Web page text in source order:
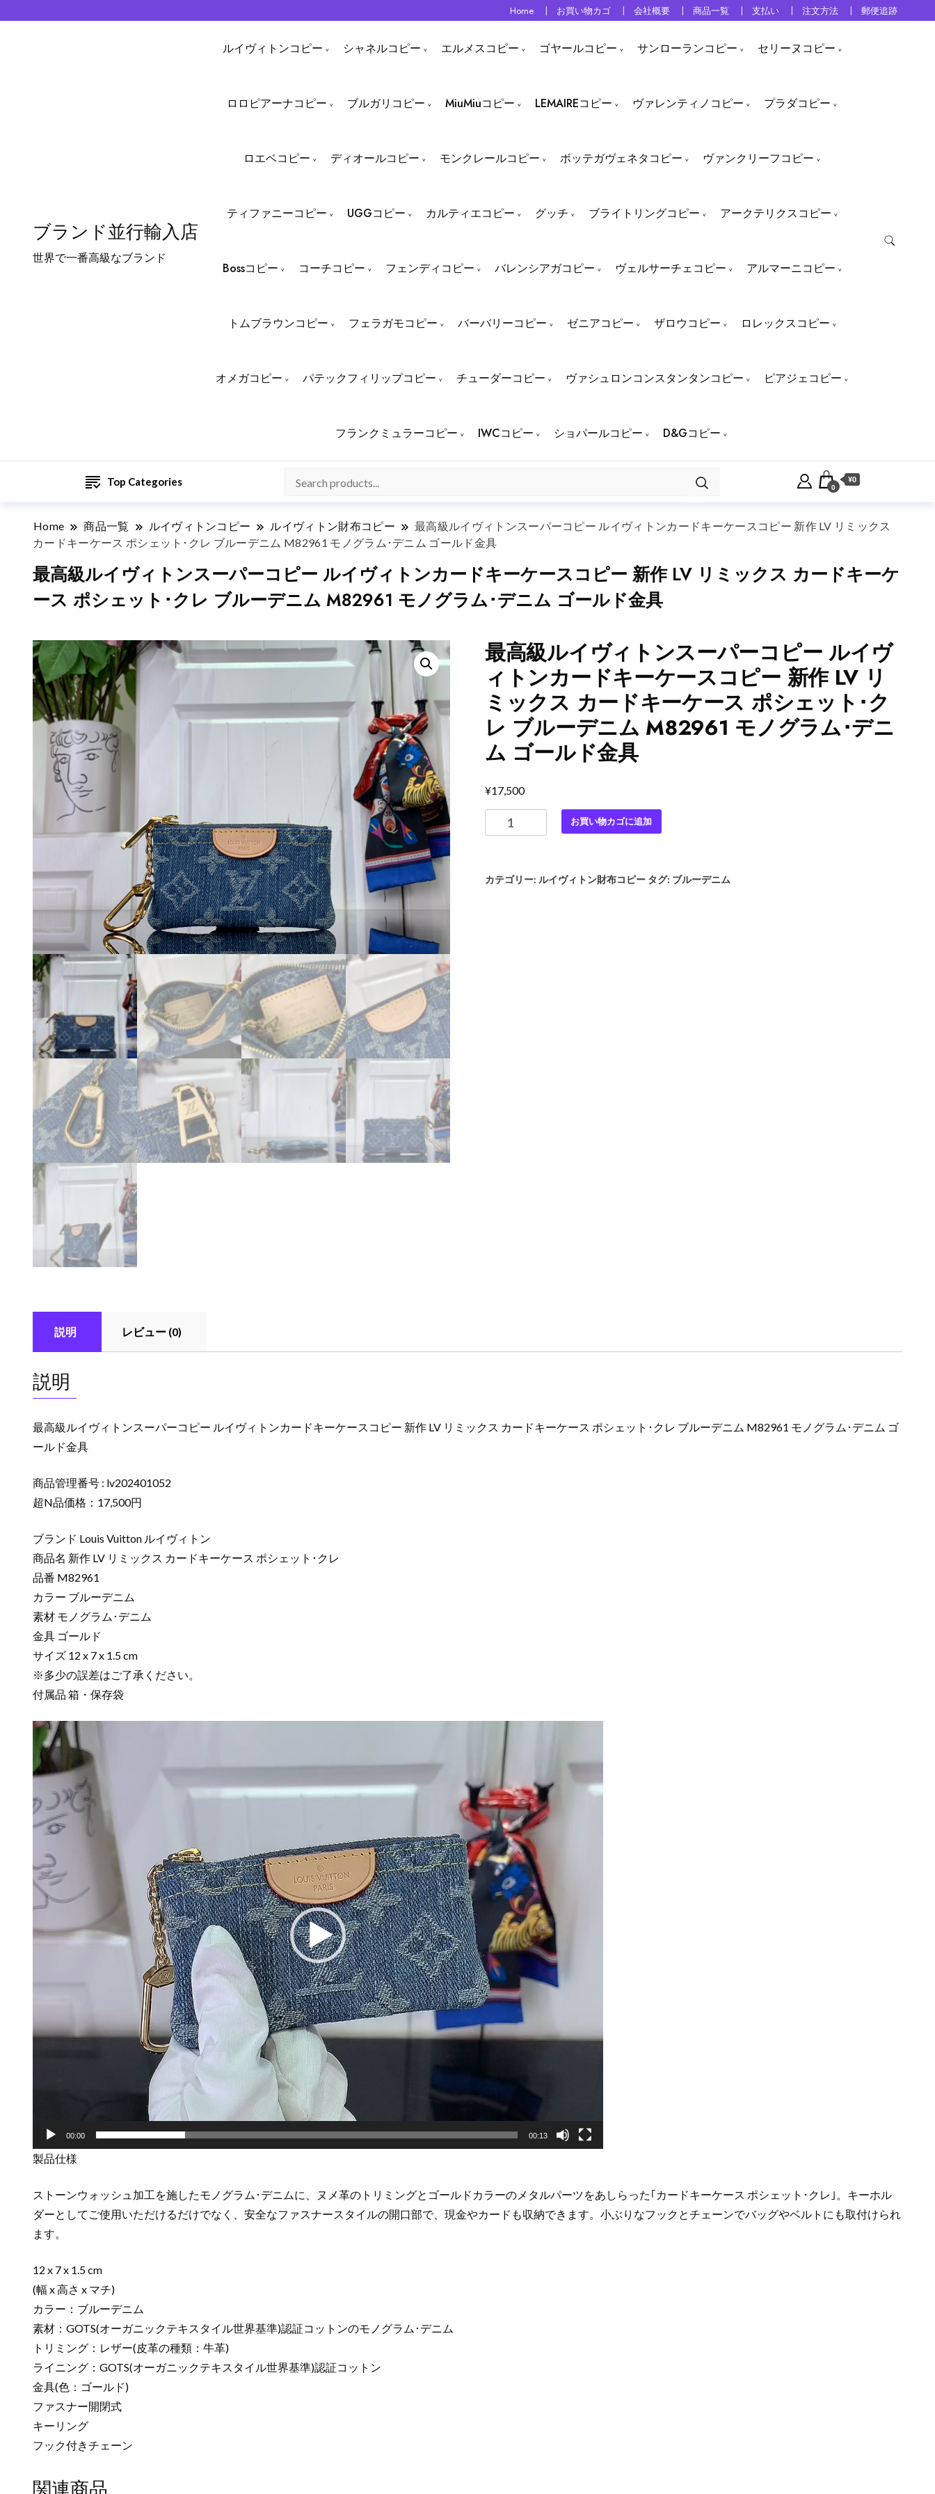
Home お買い物カゴ 会社概要 商品一覧 支払い 注文方法 郵便追跡
ブランド並行輸入店
世界で一番高級なブランド
ルイヴィトンコピー シャネルコピー エルメスコピー ゴヤールコピー サンローランコピー セリーヌコピー
ロロピアーナコピー ブルガリコピー MiuMiuコピー LEMAIREコピー ヴァレンティノコピー プラダコピー
ロエベコピー ディオールコピー モンクレールコピー ボッテガヴェネタコピー ヴァンクリーフコピー
ティファニーコピー UGGコピー カルティエコピー グッチ ブライトリングコピー アークテリクスコピー
Bossコピー コーチコピー フェンディコピー バレンシアガコピー ヴェルサーチェコピー アルマーニコピー
トムブラウンコピー フェラガモコピー バーバリーコピー ゼニアコピー ザロウコピー ロレックスコピー
オメガコピー パテックフィリップコピー チューダーコピー ヴァシュロンコンスタンタンコピー ピアジェコピー
フランクミュラーコピー IWCコピー ショパールコピー D&Gコピー
Top Categories 0
¥0
Home 商品一覧 ルイヴィトンコピー ルイヴィトン財布コピー
最高級ルイヴィトンスーパーコピー ルイヴィトンカードキーケースコピー 新作 LV リミックス
カードキーケース ポシェット･クレ ブルーデニム M82961 モノグラム･デニム ゴールド金具
最高級ルイヴィトンスーパーコピー ルイヴィトンカードキーケースコピー 新作 LV リミックス カードキーケ
ース ポシェット･クレ ブルーデニム M82961 モノグラム･デニム ゴールド金具
最高級ルイヴィトンスーパーコピー ルイヴ
ィトンカードキーケースコピー 新作 LV リ
ミックス カードキーケース ポシェット･ク
レ ブルーデニム M82961 モノグラム･デニ
ム ゴールド金具
¥17,500
高
イ
ー
ミ
ク
ー
デ
ニ
ム
M82961
モ
ノ
グ
ム･
デ
ニ
ム
ゴ
ル
個
お買い物カゴに追加
カテゴリー: ルイヴィトン財布コピー タグ: ブルーデニム
説明 レビュー (0)
説明
最高級ルイヴィトンスーパーコピー ルイヴィトンカードキーケースコピー 新作 LV リミックス カードキーケース ポシェット･クレ ブルーデニム M82961 モノグラム･デニム ゴ
ールド金具
商品管理番号 : lv202401052
超N品価格：17,500円
ブランド Louis Vuitton ルイヴィトン
商品名 新作 LV リミックス カードキーケース ポシェット･クレ
品番 M82961
カラー ブルーデニム
素材 モノグラム･デニム
金具 ゴールド
サイズ 12 x 7 x 1.5 cm
※多少の誤差はご了承ください。
付属品 箱・保存袋
動
画
プ
レ
ー
ヤ
ー
00:00 00:13
製品仕様
ストーンウォッシュ加工を施したモノグラム･デニムに、ヌメ革のトリミングとゴールドカラーのメタルパーツをあしらった｢カードキーケース ポシェット･クレ｣。キーホル
ダーとしてご使用いただけるだけでなく、安全なファスナースタイルの開口部で、現金やカードも収納できます。小ぶりなフックとチェーンでバッグやベルトにも取付けられ
ます。
12 x 7 x 1.5 cm
(幅 x 高さ x マチ)
カラー：ブルーデニム
素材：GOTS(オーガニックテキスタイル世界基準)認証コットンのモノグラム･デニム
トリミング：レザー(皮革の種類：牛革)
ライニング：GOTS(オーガニックテキスタイル世界基準)認証コットン
金具(色：ゴールド)
ファスナー開閉式
キーリング
フック付きチェーン